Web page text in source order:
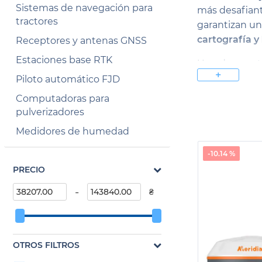
Sistemas de navegación para
tractores
Receptores y antenas GNSS
Estaciones base RTK
Piloto automático FJD
Computadoras para
pulverizadores
Medidores de humedad
PRECIO
- ₴
OTROS FILTROS
más
garantizan
cartografía y
Uno de
determinar
Geometer
fiables que
de nivelar el
+
-10.14 %